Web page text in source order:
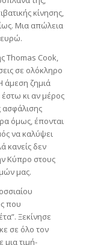
κίνησης,
Μια απώλεια
Τhomas Cook,
σε ολόκληρο
άμεση ζημιά
έστω κι αν μέρος
ασφάλισης
όμως, έπονται
να καλύψει
κανείς δεν
Κύπρο στους
μας.
που
Ξεκίνησε
σε όλο τον
τιμή-